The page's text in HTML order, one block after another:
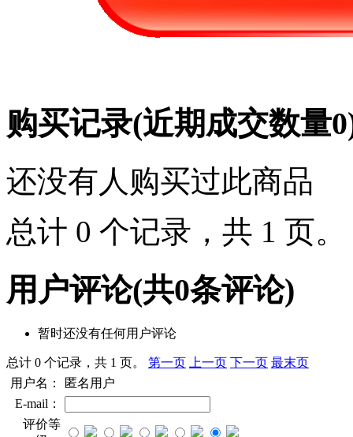
购买记录(近期成交数量0
还没有人购买过此商品
总计 0 个记录，共 1 页。
用户评论(共0条评论)
暂时还没有任何用户评论
总计 0 个记录，共 1 页。 第一页 上一页 下一页 最末页
用户名：
匿名用户
E-mail：
评价等